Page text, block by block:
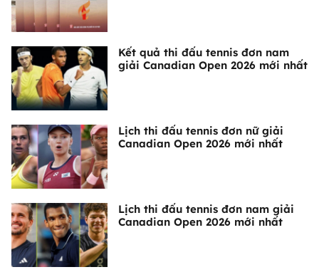
Kết quả thi đấu tennis đơn nam
giải Canadian Open 2026 mới nhất
Lịch thi đấu tennis đơn nữ giải
Canadian Open 2026 mới nhất
Lịch thi đấu tennis đơn nam giải
Canadian Open 2026 mới nhất